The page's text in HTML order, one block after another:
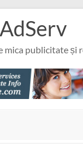
AdServ
mica publicitate și